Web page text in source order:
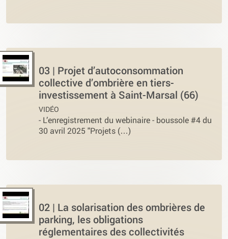
03 | Projet d’autoconsommation
collective d’ombrière en tiers-
investissement à Saint-Marsal (66)
VIDÉO
- L’enregistrement du webinaire - boussole #4 du
30 avril 2025 "Projets (…)
02 | La solarisation des ombrières de
parking, les obligations
réglementaires des collectivités